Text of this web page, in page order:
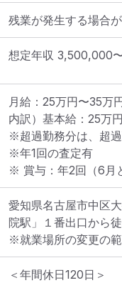
残業が発生する場合
想定年収 3,500,000
月給：25万円〜35万
内訳）基本給：
※超過勤務分は、超
※年1回の査定有
※ 賞与：年2回（6月
愛知県名古屋市中区
院駅」１番出口から徒
※就業場所の変更の
＜年間休日120日＞